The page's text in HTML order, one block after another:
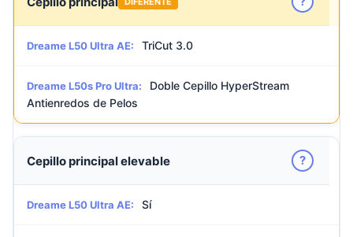
Dreame L50 Ultra AE: TriCut 3.0
Dreame L50s Pro Ultra:
Doble Cepillo HyperStream
Antienredos de Pelos
Cepillo principal elevable ?
Dreame L50 Ultra AE: Sí